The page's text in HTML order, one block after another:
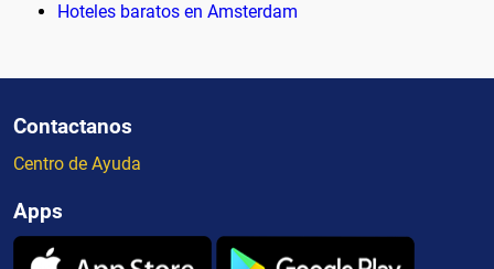
Hoteles baratos en Amsterdam
Contactanos
Centro de Ayuda
Apps